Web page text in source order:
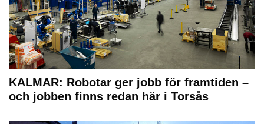
KALMAR: Robotar ger jobb för framtiden –
och jobben finns redan här i Torsås